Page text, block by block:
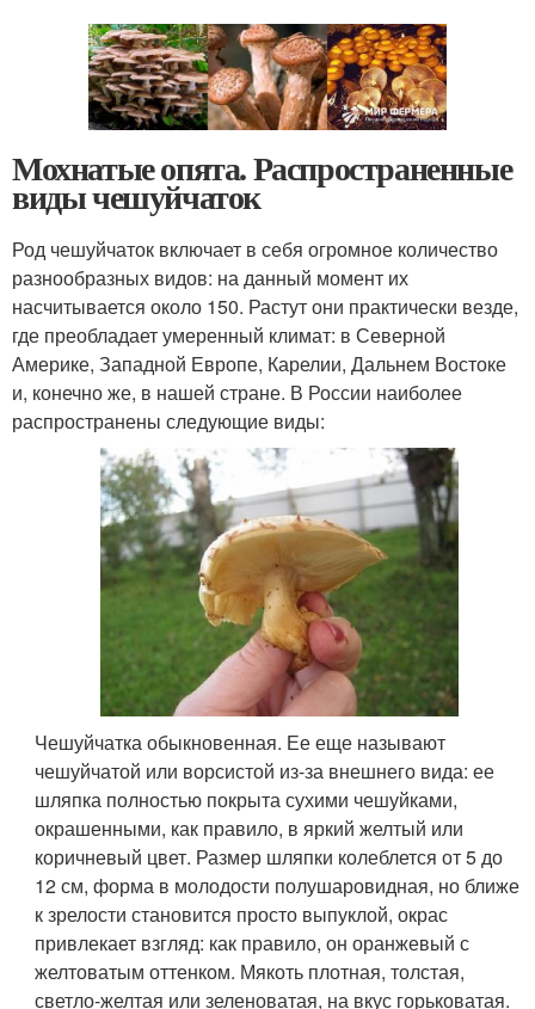
Мохнатые опята. Распространенные
виды чешуйчаток
Род чешуйчаток включает в себя огромное количество
разнообразных видов: на данный момент их
насчитывается около 150. Растут они практически везде,
где преобладает умеренный климат: в Северной
Америке, Западной Европе, Карелии, Дальнем Востоке
и, конечно же, в нашей стране. В России наиболее
распространены следующие виды:
Чешуйчатка обыкновенная. Ее еще называют
чешуйчатой или ворсистой из-за внешнего вида: ее
шляпка полностью покрыта сухими чешуйками,
окрашенными, как правило, в яркий желтый или
коричневый цвет. Размер шляпки колеблется от 5 до
12 см, форма в молодости полушаровидная, но ближе
к зрелости становится просто выпуклой, окрас
привлекает взгляд: как правило, он оранжевый с
желтоватым оттенком. Мякоть плотная, толстая,
светло-желтая или зеленоватая, на вкус горьковатая.